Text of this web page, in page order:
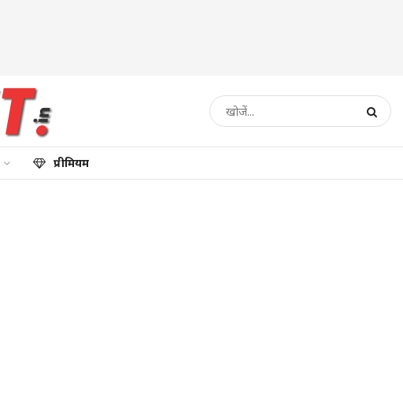
प्रीमियम